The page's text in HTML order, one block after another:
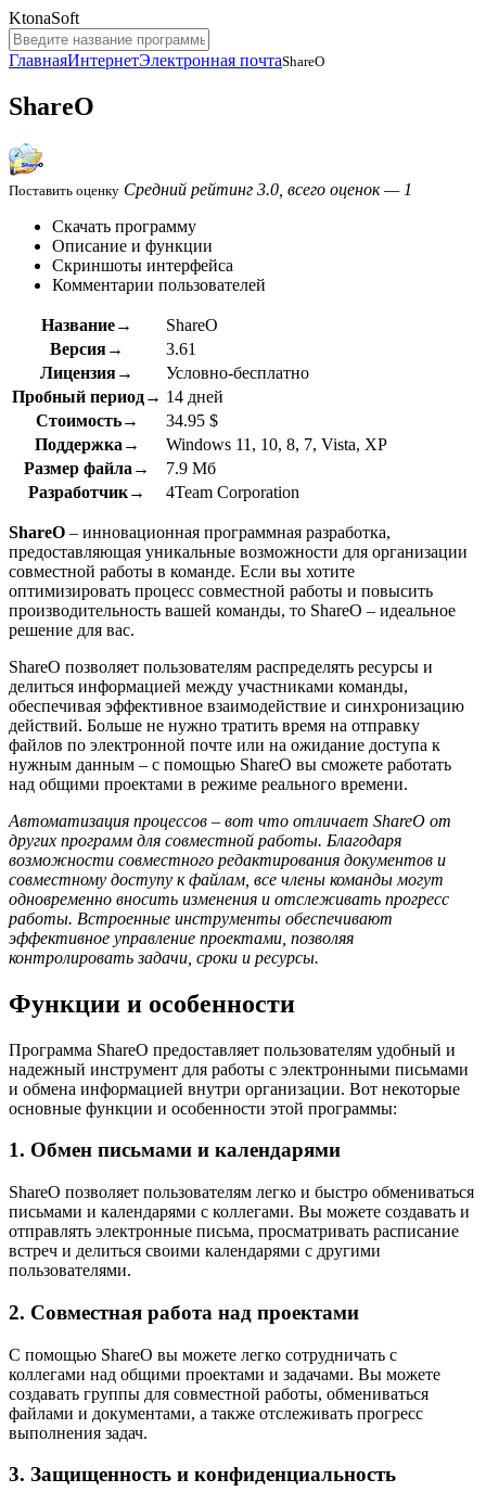
KtonaSoft
ГлавнаяИнтернетЭлектронная почтаShareO
ShareO
Поставить оценку Средний рейтинг 3.0, всего оценок — 1
Скачать программу
Описание и функции
Скриншоты интерфейса
Комментарии пользователей
Название→
ShareO
Версия→
3.61
Лицензия→
Условно-бесплатно
Пробный период→ 14 дней
Стоимость→
34.95 $
Поддержка→
Windows 11, 10, 8, 7, Vista, XP
Размер файла→
7.9 Мб
Разработчик→
4Team Corporation
ShareO – инновационная программная разработка,
предоставляющая уникальные возможности для организации
совместной работы в команде. Если вы хотите
оптимизировать процесс совместной работы и повысить
производительность вашей команды, то ShareO – идеальное
решение для вас.
ShareO позволяет пользователям распределять ресурсы и
делиться информацией между участниками команды,
обеспечивая эффективное взаимодействие и синхронизацию
действий. Больше не нужно тратить время на отправку
файлов по электронной почте или на ожидание доступа к
нужным данным – с помощью ShareO вы сможете работать
над общими проектами в режиме реального времени.
Автоматизация процессов – вот что отличает ShareO от
других программ для совместной работы. Благодаря
возможности совместного редактирования документов и
совместному доступу к файлам, все члены команды могут
одновременно вносить изменения и отслеживать прогресс
работы. Встроенные инструменты обеспечивают
эффективное управление проектами, позволяя
контролировать задачи, сроки и ресурсы.
Функции и особенности
Программа ShareO предоставляет пользователям удобный и
надежный инструмент для работы с электронными письмами
и обмена информацией внутри организации. Вот некоторые
основные функции и особенности этой программы:
1. Обмен письмами и календарями
ShareO позволяет пользователям легко и быстро обмениваться
письмами и календарями с коллегами. Вы можете создавать и
отправлять электронные письма, просматривать расписание
встреч и делиться своими календарями с другими
пользователями.
2. Совместная работа над проектами
С помощью ShareO вы можете легко сотрудничать с
коллегами над общими проектами и задачами. Вы можете
создавать группы для совместной работы, обмениваться
файлами и документами, а также отслеживать прогресс
выполнения задач.
3. Защищенность и конфиденциальность